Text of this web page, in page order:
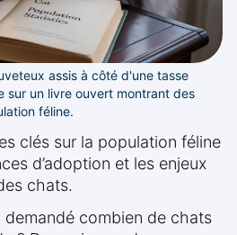
assis à côté d'une tasse
sur un livre ouvert montrant des
féline.
clés sur la population féline
d’adoption et les enjeux
chats.
combien de chats